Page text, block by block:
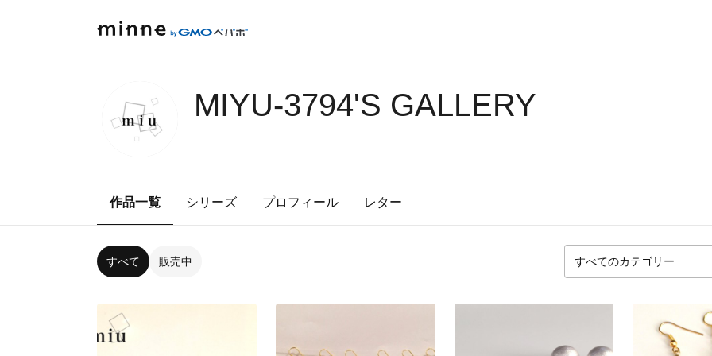
MIYU-3794'S GALLERY
作品一覧 シリーズ プロフィール レター
すべて 販売中